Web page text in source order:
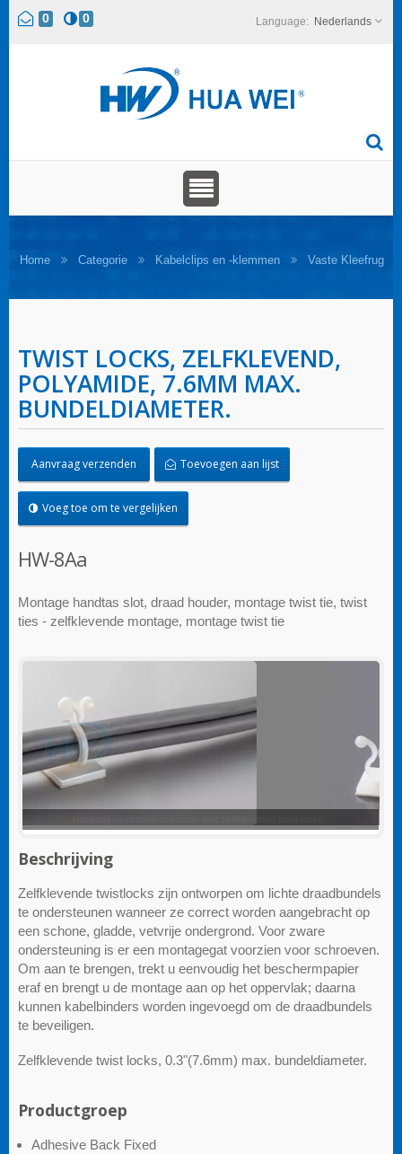
0 0 Nederlands
Home Categorie Kabelclips en -klemmen Vaste Kleefrug
TWIST LOCKS, ZELFKLEVEND,
POLYAMIDE, 7.6MM MAX.
BUNDELDIAMETER.
Aanvraag verzenden Toevoegen aan lijst
Voeg toe om te vergelijken
HW-8Aa
Montage handtas slot, draad houder, montage twist tie, twist
ties - zelfklevende montage, montage twist tie
Beschrijving
Zelfklevende twistlocks zijn ontworpen om lichte draadbundels
te ondersteunen wanneer ze correct worden aangebracht op
een schone, gladde, vetvrije ondergrond. Voor zware
ondersteuning is er een montagegat voorzien voor schroeven.
Om aan te brengen, trekt u eenvoudig het beschermpapier
eraf en brengt u de montage aan op het oppervlak; daarna
kunnen kabelbinders worden ingevoegd om de draadbundels
te beveiligen.
Zelfklevende twist locks, 0.3"(7.6mm) max. bundeldiameter.
Productgroep
Adhesive Back Fixed